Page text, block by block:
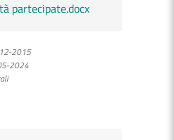
partecipate.docx
2015
2024